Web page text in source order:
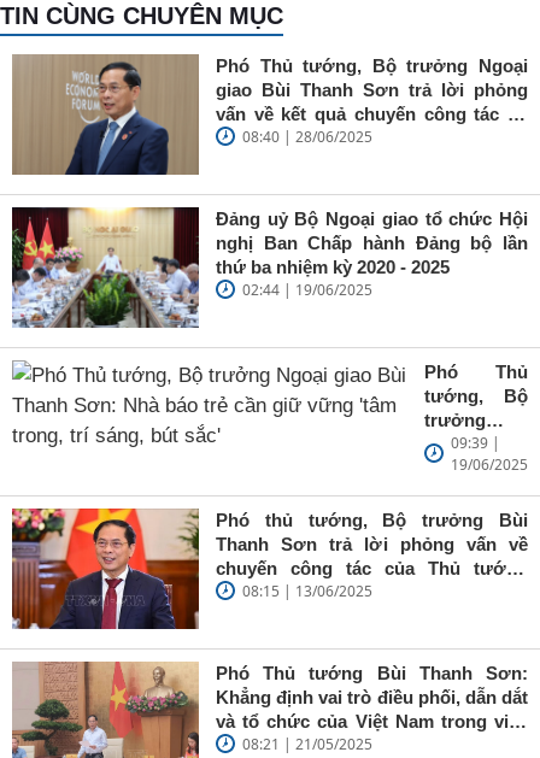
TIN CÙNG CHUYÊN MỤC
Phó Thủ tướng, Bộ trưởng Ngoại
giao Bùi Thanh Sơn trả lời phỏng
vấn về kết quả chuyến công tác tại
Trung Quốc của Thủ tướng Chính
08:40 | 28/06/2025
Đảng uỷ Bộ Ngoại giao tổ chức Hội
nghị Ban Chấp hành Đảng bộ lần
thứ ba nhiệm kỳ 2020 - 2025
02:44 | 19/06/2025
Phó Thủ
tướng, Bộ
trưởng
Ngoại giao
Bùi Thanh
Sơn: Nhà
báo trẻ cần
giữ vững
'tâm trong,
09:39 |
19/06/2025
Phó thủ tướng, Bộ trưởng Bùi
Thanh Sơn trả lời phỏng vấn về
chuyến công tác của Thủ tướng
Chính phủ đến Estonia, Pháp và
08:15 | 13/06/2025
Phó Thủ tướng Bùi Thanh Sơn:
Khẳng định vai trò điều phối, dẫn dắt
và tổ chức của Việt Nam trong việc
đề cao chủ nghĩa đa phương, đoàn
08:21 | 21/05/2025